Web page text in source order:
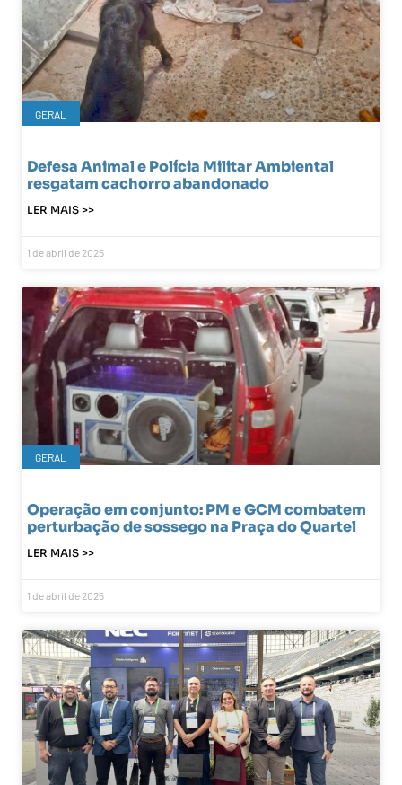
GERAL
Defesa Animal e Polícia Militar Ambiental
resgatam cachorro abandonado
LER MAIS >>
1 de abril de 2025
GERAL
Operação em conjunto: PM e GCM combatem
perturbação de sossego na Praça do Quartel
LER MAIS >>
1 de abril de 2025